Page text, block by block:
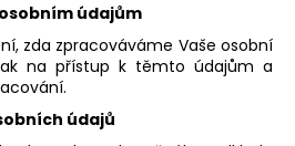
údajům
zda zpracováváme Vaše osobní
na přístup k těmto údajům a
údajů